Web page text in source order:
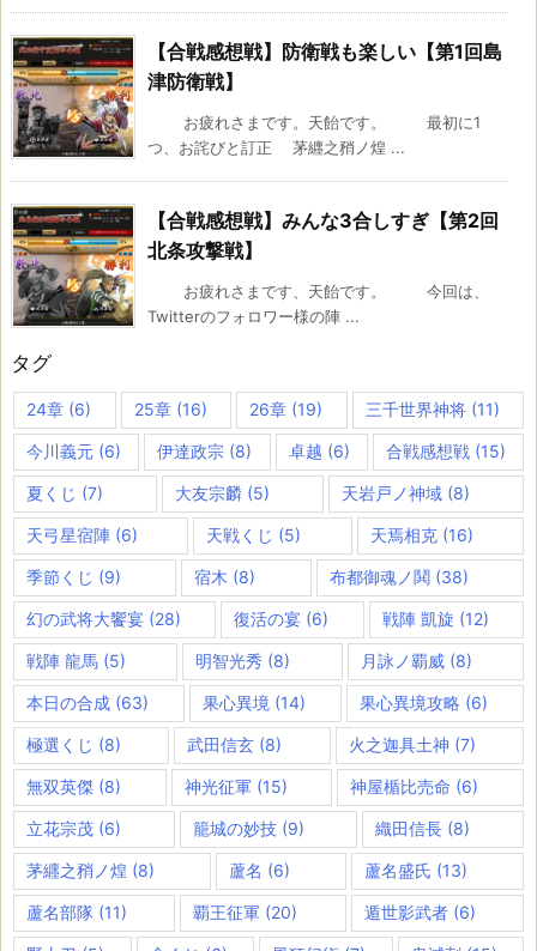
【合戦感想戦】防衛戦も楽しい【第1回島
津防衛戦】
お疲れさまです。天飴です。 最初に1
つ、お詫びと訂正 茅纒之矟ノ煌 ...
【合戦感想戦】みんな3合しすぎ【第2回
北条攻撃戦】
お疲れさまです、天飴です。 今回は、
Twitterのフォロワー様の陣 ...
タグ
24章 (6) 25章(16) 26章 (19) 三千世界神将(11)
今川義元 (6) 伊達政宗 (8) 卓越 (6) 合戦感想戦(15)
夏くじ (7) 大友宗麟 (5) 天岩戸ノ神域 (8)
天弓星宿陣 (6) 天戦くじ (5) 天焉相克(16)
季節くじ (9) 宿木 (8) 布都御魂ノ鬨(38)
幻の武将大饗宴 (28) 復活の宴 (6) 戦陣 凱旋 (12)
戦陣 龍馬 (5) 明智光秀 (8) 月詠ノ覇威(8)
本日の合成 (63) 果心異境 (14) 果心異境攻略 (6)
極選くじ (8) 武田信玄 (8) 火之迦具土神 (7)
無双英傑 (8) 神光征軍(15) 神屋楯比売命 (6)
立花宗茂 (6) 籠城の妙技(9) 織田信長 (8)
茅纒之矟ノ煌 (8) 蘆名 (6) 蘆名盛氏 (13)
蘆名部隊 (11) 覇王征軍 (20) 遁世影武者(6)